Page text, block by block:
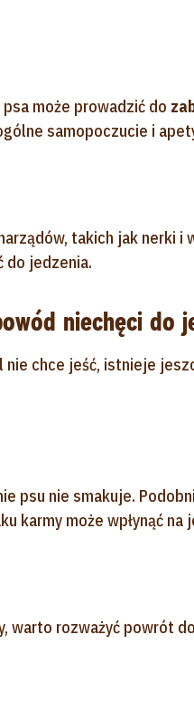
może prowadzić do
samopoczucie i
takich jak nerki i
do jedzenia.
niechęci do
chce jeść, istnieje
psu nie smakuje.
karmy może wpłynąć na
warto rozważyć powrót